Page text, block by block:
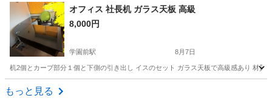
千葉 船橋市 インテリア雑貨/小物 ケース
オフィス 社長机 ガラス天板 高級
8,000円
学園前駅 8月7日
机2個とカーブ部分１個と下側の引き出し イスのセット ガラス天板で高級感あり 材
千葉 千葉市
もっと見る